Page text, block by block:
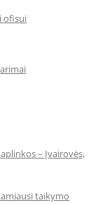
ofisui
– Įvairovės,
taikymo